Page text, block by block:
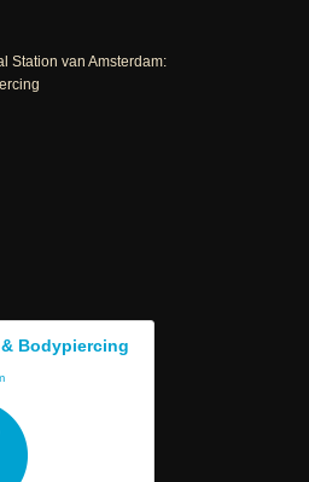
Station van Amsterdam:
Bodypiercing